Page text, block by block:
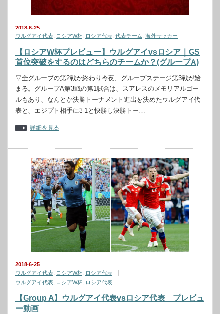
2018-6-25
ウルグアイ代表
ロシアW杯 ロシア代表 代表チーム 海外サッカー
【ロシアW杯プレビュー】ウルグアイvsロシア｜GS
首位突破をするのはどちらのチームか？(グループA)
▽全グループの第2戦が終わり今夜、グループステージ第3戦が始
まる。グループA第3戦の第1試合は、スアレスのメモリアルゴー
ルもあり、なんとか決勝トーナメント進出を決めたウルグアイ代
表と、エジプト相手に3-1と快勝し決勝トー…
詳細を見る
2018-6-25
ウルグアイ代表
ロシアW杯
ロシア代表
ウルグアイ代表
ロシアW杯 ロシア代表
【Group A】ウルグアイ代表vsロシア代表 プレビュ
ー動画